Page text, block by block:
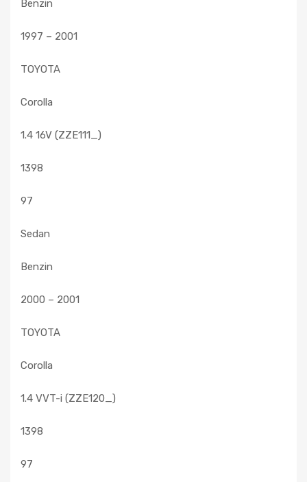
Benzin
1997 – 2001
TOYOTA
Corolla
1.4 16V (ZZE111_)
1398
97
Sedan
Benzin
2000 – 2001
TOYOTA
Corolla
1.4 VVT-i (ZZE120_)
1398
97